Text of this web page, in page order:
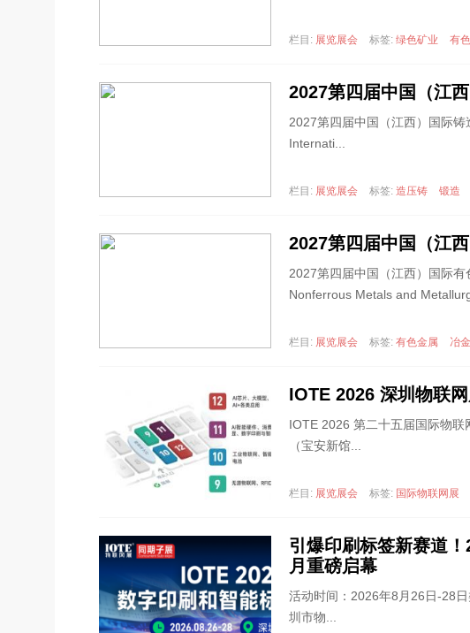
栏目: 展览展会 标签: 绿色矿业 有
2027第四届中国（江
2027第四届中国（江西）国际
Internati...
栏目: 展览展会 标签: 造压铸 锻造
2027第四届中国（江
2027第四届中国（江西）国际
Nonferrous Metals and
栏目: 展览展会 标签: 有色金属 冶
IOTE 2026 深圳物联
IOTE 2026 第二十五届国际物
（宝安新馆...
栏目: 展览展会 标签: 国际物联网展
引爆印刷标签新赛道
月重磅启幕
活动时间：2026年8月26日-28
圳市物...